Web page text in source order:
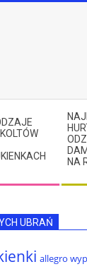
NA
UBRAŃ
allegro